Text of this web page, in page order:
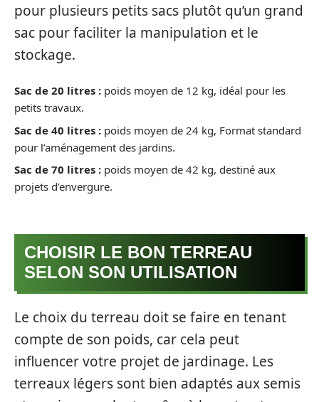
pour plusieurs petits sacs plutôt qu’un grand
sac pour faciliter la manipulation et le
stockage.
Sac de 20 litres : poids moyen de 12 kg, idéal pour les
petits travaux.
Sac de 40 litres : poids moyen de 24 kg, Format standard
pour l’aménagement des jardins.
Sac de 70 litres : poids moyen de 42 kg, destiné aux
projets d’envergure.
CHOISIR LE BON TERREAU
SELON SON UTILISATION
Le choix du terreau doit se faire en tenant
compte de son poids, car cela peut
influencer votre projet de jardinage. Les
terreaux légers sont bien adaptés aux semis